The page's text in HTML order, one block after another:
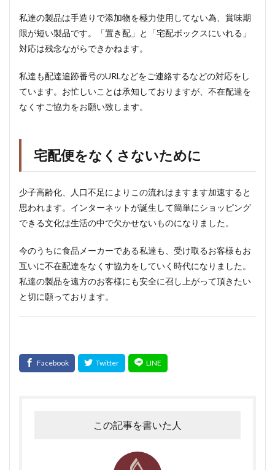
私達の製品は手造りで添加物を極力使用してない為、賞味期
限が短い製品です。「置き配」と「宅配ボックスにいれる」
対応は残念ながらできかねます。
私達も配達追跡番号のURLなどをご連絡するなどの対応をし
ています。お忙しいことは承知しておりますが、不在配達を
なくすご協力をお願い致します。
宅配便をなくさないために
少子高齢化、人口不足によりこの流れはますます加速すると
思われます。インターネットが誕生して簡単にショッピング
できる文化は生活の中で欠かせないものになりました。
今のうちに食品メーカーである私達も、受け取るお客様もお
互いに不在配達をなくす協力をしていく時代になりました。
私達の製品を遠方のお客様にも安全に召し上がって頂きたい
と切に願っております。
この記事を書いた人